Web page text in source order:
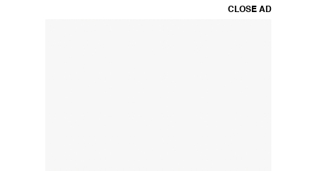
CLOSE AD